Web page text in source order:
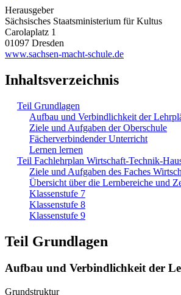
Herausgeber
Sächsisches Staatsministerium für Kultus
Carolaplatz 1
01097 Dresden
www.sachsen-macht-schule.de
Inhaltsverzeichnis
Teil Grundlagen
Aufbau und Verbindlichkeit der
Ziele und Aufgaben der Oberschule
Fächerverbindender Unterricht
Lernen lernen
Teil Fachlehrplan Wirtschaft-Technik-
Ziele und Aufgaben des Faches
Übersicht über die Lernbereiche und
Klassenstufe 7
Klassenstufe 8
Klassenstufe 9
Teil Grundlagen
Aufbau und Verbindlichkeit der
Grundstruktur